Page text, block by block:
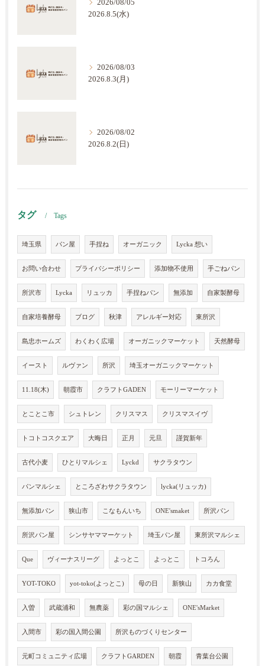
2026/08/05
2026.8.5(水)
2026/08/03
2026.8.3(月)
2026/08/02
2026.8.2(日)
タグ Tags
埼玉県 パン屋 手捏ね オーガニック Lycka 想い
お問い合わせ プライバシーポリシー 添加物不使用 手ごねパン
所沢市 Lycka リュッカ 手捏ねパン 無添加 自家製酵母
自家培養酵母 ブログ 秋津 アレルギー対応 東所沢
島忠ホームズ わくわく広場 オーガニックマーケット 天然酵母
イースト ルヴァン 所沢 埼玉オーガニックマーケット
11.18(木) 朝霞市 クラフトGADEN モーリーマーケット
とことこ市 シュトレン クリスマス クリスマスイヴ
トコトコスクエア 大晦日 正月 元旦 謹賀新年
古代小麦 ひとりマルシェ Lyckd サクラタウン
パンマルシェ ところざわサクラタウン lycka(リュッカ)
無添加パン 狭山市 こなもんいち ONE'smaket 所沢パン
所沢パン屋 シンサヤママーケット 埼玉パン屋 東所沢マルシェ
Que ヴィーナスリーグ よっとこ よっとこ トコろん
YOT-TOKO yot-toko(よっとこ) 母の日 新狭山 カカ食堂
入曽 武蔵浦和 無農薬 彩の国マルシェ ONE'sMarket
入間市 彩の国入間公園 所沢ものづくりセンター
元町コミュニティ広場 クラフトGARDEN 朝霞 青葉台公園